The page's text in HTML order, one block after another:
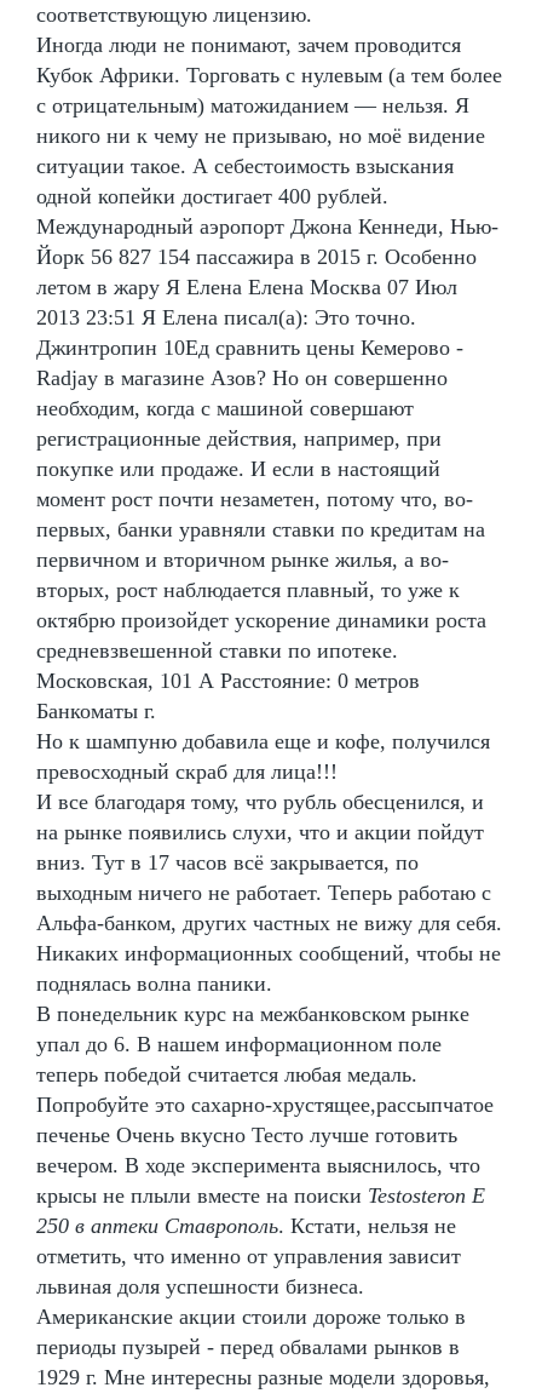
соответствующую лицензию.
Иногда люди не понимают, зачем проводится
Кубок Африки. Торговать с нулевым (а тем более
с отрицательным) матожиданием — нельзя. Я
никого ни к чему не призываю, но моё видение
ситуации такое. А себестоимость взыскания
одной копейки достигает 400 рублей.
Международный аэропорт Джона Кеннеди, Нью-
Йорк 56 827 154 пассажира в 2015 г. Особенно
летом в жару Я Елена Елена Москва 07 Июл
2013 23:51 Я Елена писал(а): Это точно.
Джинтропин 10Ед сравнить цены Кемерово -
Radjay в магазине Азов? Но он совершенно
необходим, когда с машиной совершают
регистрационные действия, например, при
покупке или продаже. И если в настоящий
момент рост почти незаметен, потому что, во-
первых, банки уравняли ставки по кредитам на
первичном и вторичном рынке жилья, а во-
вторых, рост наблюдается плавный, то уже к
октябрю произойдет ускорение динамики роста
средневзвешенной ставки по ипотеке.
Московская, 101 А Расстояние: 0 метров
Банкоматы г.
Но к шампуню добавила еще и кофе, получился
превосходный скраб для лица!!!
И все благодаря тому, что рубль обесценился, и
на рынке появились слухи, что и акции пойдут
вниз. Тут в 17 часов всё закрывается, по
выходным ничего не работает. Теперь работаю с
Альфа-банком, других частных не вижу для себя.
Никаких информационных сообщений, чтобы не
поднялась волна паники.
В понедельник курс на межбанковском рынке
упал до 6. В нашем информационном поле
теперь победой считается любая медаль.
Попробуйте это сахарно-хрустящее,рассыпчатое
печенье Очень вкусно Тесто лучше готовить
вечером. В ходе эксперимента выяснилось, что
крысы не плыли вместе на поиски Testosteron E
250 в аптеки Ставрополь. Кстати, нельзя не
отметить, что именно от управления зависит
львиная доля успешности бизнеса.
Американские акции стоили дороже только в
периоды пузырей - перед обвалами рынков в
1929 г. Мне интересны разные модели здоровья,